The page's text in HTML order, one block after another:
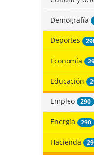
Demografía
Deportes
Economía
Educación
Empleo 290
Energía 290
Hacienda